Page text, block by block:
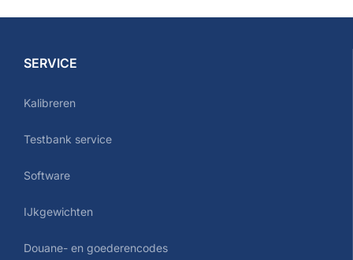
SERVICE
Kalibreren
Testbank service
Software
IJkgewichten
Douane- en goederencodes